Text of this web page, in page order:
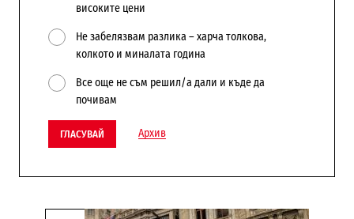
високите цени
Не забелязвам разлика – харча толкова,
колкото и миналата година
Все още не съм решил/а дали и къде да
почивам
ГЛАСУВАЙ Архив